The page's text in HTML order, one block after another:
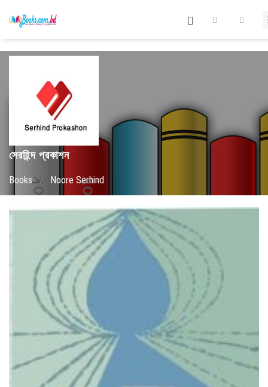
সেরহিন্দ প্রকাশন
Books / Noore Serhind